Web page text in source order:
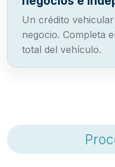
Un crédito
negocio. Completa
total del vehículo.